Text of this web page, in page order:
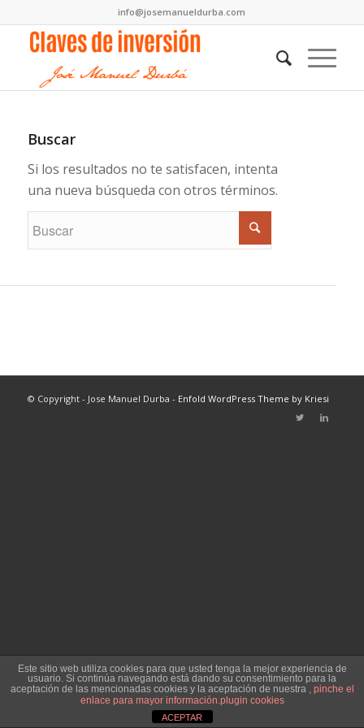
info@josemanueldurba.com
Buscar
Si los resultados no te satisfacen, intenta
una nueva búsqueda con otros términos.
© Copyright - Jose Manuel Durba - Enfold WordPress Theme by Kriesi
Este sitio web utiliza cookies para que usted tenga la mejor experiencia de
usuario. Si continúa navegando está dando su consentimiento para la
aceptación de las mencionadas cookies y la aceptación de nuestra , pinche el
enlace para mayor información.plugin cookies
ACEPTAR